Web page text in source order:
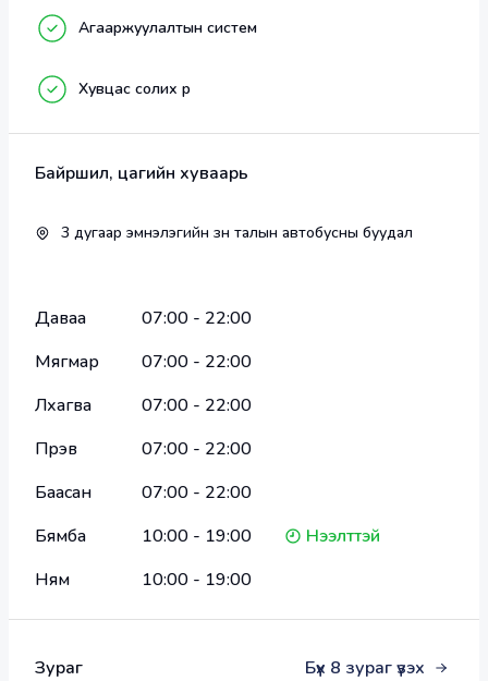
маяг, эрч хүчээр дүүрэн байх зорилгод тань туслахад
cпортын нэмэлт бүтээгдэхүүний зөв хэрэглээ ба
сонголт, булчингийн өв тэгш хөгжилтэй холбоотой
асуултууд байвал манай клубт хандаарай. 10 гаруй
жилийн туршлагатай мэргэжлийн баг хамт олон
танд шинжлэх ухаанаар батлагдсан, Монгол хүний
цогц зөвлөгөө өгөх болно.
Агааржуулалтын систем
Хувцас солих өрөө
Байршил, цагийн хуваарь
3 дугаар эмнэлэгийн зүүн талын автобусны буудал
Даваа 07:00 - 22:00
Мягмар
07:00 - 22:00
Лхагва
07:00 - 22:00
Пүрэв
07:00 - 22:00
Баасан
07:00 - 22:00
Бямба
10:00 - 19:00
Нээлттэй
Ням
10:00 - 19:00
Зураг Бүх 8 зураг үзэх